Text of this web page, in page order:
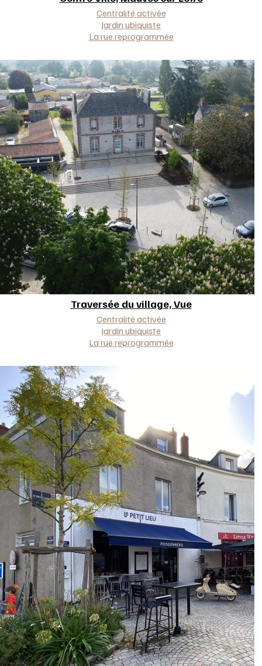
Centralité activée
Jardin ubiquiste
La rue reprogrammée
Traversée du village,Vue
Centralité activée
Jardin ubiquiste
La rue reprogrammée